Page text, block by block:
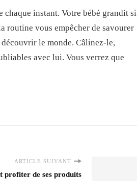
chaque instant. Votre bébé grandit si
routine vous empêcher de savourer
le monde. Câlinez-le,
avec lui. Vous verrez que
ARTICLE SUIVANT
profiter de ses produits